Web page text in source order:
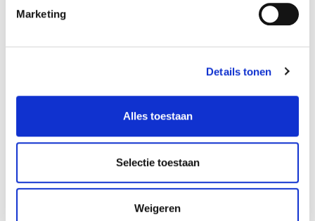
Marketing
Details tonen
Alles toestaan
Selectie toestaan
Weigeren
Door het hoogland van Noord-Bali naar Munduk
HelloBeautifulWorld Aanraders
Transfer naar de luchthaven van Denpasar